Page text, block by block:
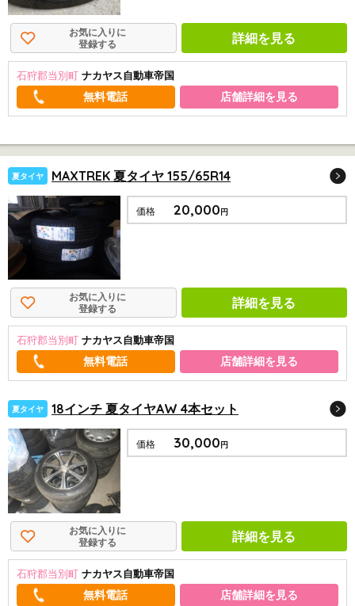
お気に入りに
登録する
詳細を見る
石狩郡当別町 ナカヤス自動車帝国
店舗詳細を見る
夏タイヤ MAXTREK 夏タイヤ 155/65R14
価格 20,000円
お気に入りに
登録する
詳細を見る
石狩郡当別町 ナカヤス自動車帝国
店舗詳細を見る
夏タイヤ 18インチ 夏タイヤAW 4本セット
価格 30,000 円
お気に入りに
登録する
詳細を見る
石狩郡当別町 ナカヤス自動車帝国
店舗詳細を見る